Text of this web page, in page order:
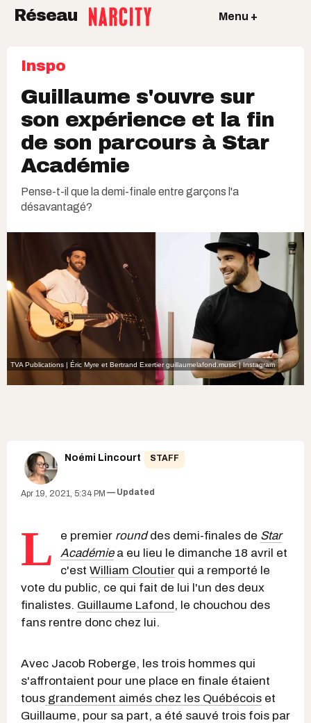
Réseau Menu +
Inspo
Guillaume s'ouvre sur
son expérience et la fin
de son parcours à Star
Académie
Pense-t-il que la demi-finale entre garçons l'a
désavantagé?
TVA Publications | Éric Myre et Bertrand Exertier guillaumelafond.music | Instagram
Noémi Lincourt STAFF
Apr 19, 2021, 5:34 PM Updated
L e premier rounddes demi-finales de Star
Académiea eu lieu le dimanche 18 avril et
c'est William Cloutier qui a remporté le
vote du public, ce qui fait de lui l'un des deux
finalistes. Guillaume Lafond, le chouchou des
fans rentre donc chez lui.
Avec Jacob Roberge, les trois hommes qui
s'affrontaient pour une place en finale étaient
tous grandement aimés chez les Québécois et
Guillaume, pour sa part, a été sauvé trois fois par